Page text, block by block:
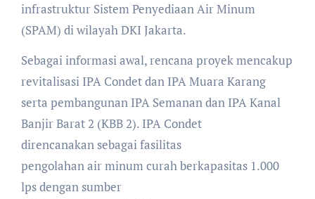
infrastruktur Sistem Penyediaan Air Minum
(SPAM) di wilayah DKI Jakarta.
Sebagai informasi awal, rencana proyek mencakup
revitalisasi IPA Condet dan IPA Muara Karang
serta pembangunan IPA Semanan dan IPA Kanal
Banjir Barat 2 (KBB 2). IPA Condet
direncanakan sebagai fasilitas
pengolahan air minum curah berkapasitas 1.000
lps dengan sumber